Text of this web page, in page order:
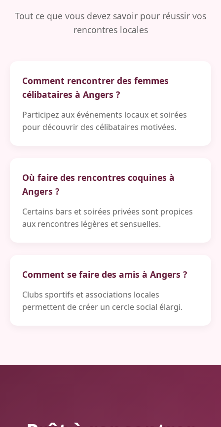
Tout ce que vous devez savoir pour réussir vos
rencontres locales
Comment rencontrer des femmes
célibataires à Angers ?
Participez aux événements locaux et soirées
pour découvrir des célibataires motivées.
Où faire des rencontres coquines à
Angers ?
Certains bars et soirées privées sont propices
aux rencontres légères et sensuelles.
Comment se faire des amis à Angers ?
Clubs sportifs et associations locales
permettent de créer un cercle social élargi.